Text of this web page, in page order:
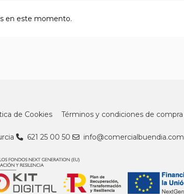
en este momento.
de Cookies Términos y condiciones de compra
621 25 00 50 info@comercialbuendia.com